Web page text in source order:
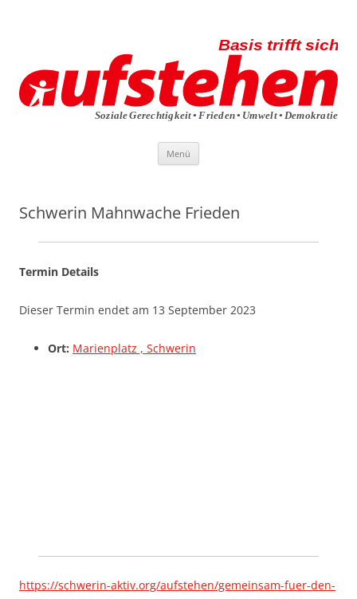
Menü
Schwerin Mahnwache Frieden
Termin Details
Dieser Termin endet am 13 September 2023
Ort: Marienplatz , Schwerin
https://schwerin-aktiv.org/aufstehen/gemeinsam-fuer-den-